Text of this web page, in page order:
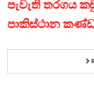
පැවැති තරගය
පාකිස්ථාන